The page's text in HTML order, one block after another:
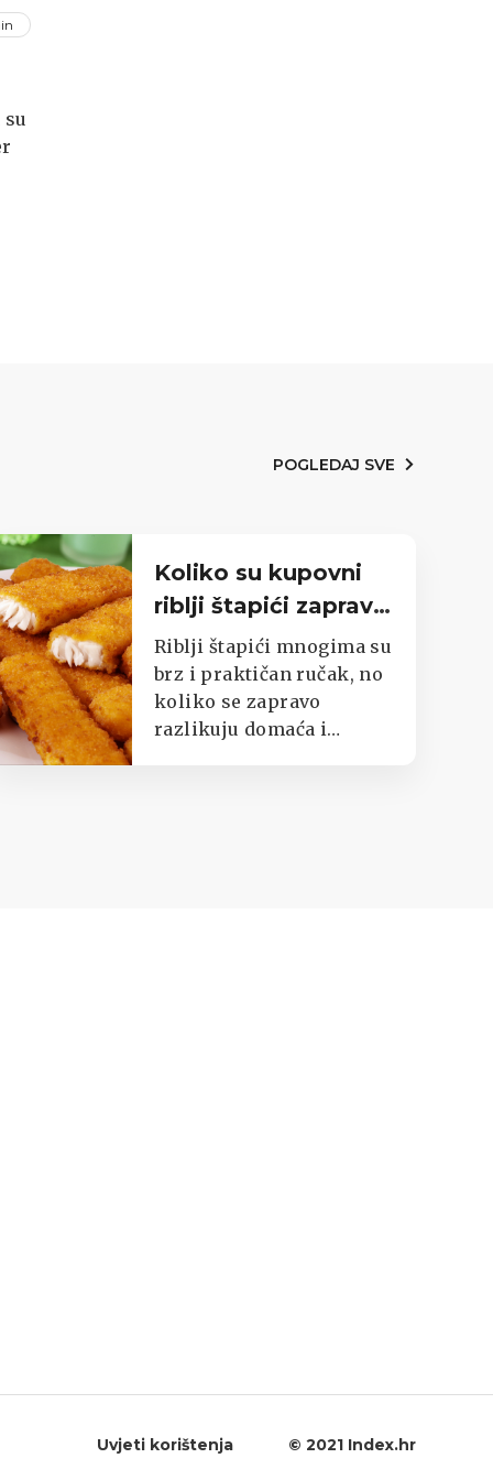
POGLEDAJ SVE
Koliko su kupovni
riblji štapići zapravo
nezdravi?
Riblji štapići mnogima su
brz i praktičan ručak, no
koliko se zapravo
razlikuju domaća i
Uvjeti korištenja © 2021 Index.hr